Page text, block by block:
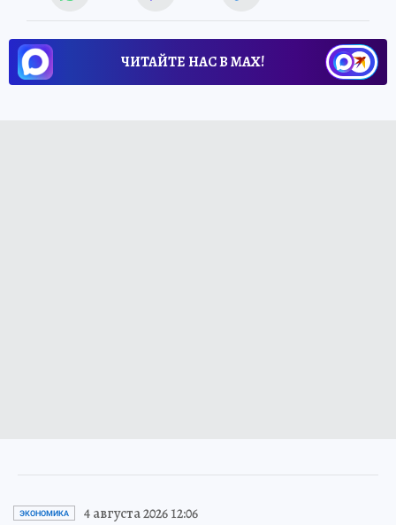
ЧИТАЙТЕ НАС В МАХ!
ЭКОНОМИКА 4 августа 2026 12:06